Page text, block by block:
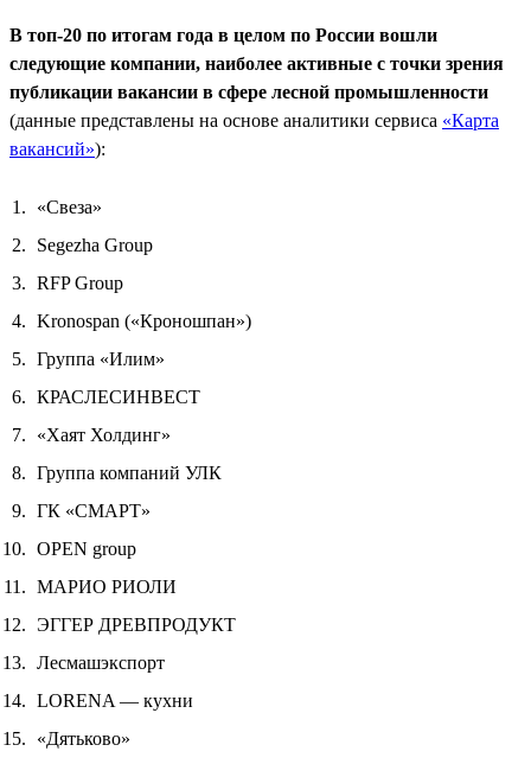
В топ-20 по итогам года в целом по России вошли
следующие компании, наиболее активные с точки зрения
публикации вакансии в сфере лесной промышленности
(данные представлены на основе аналитики сервиса «Карта
вакансий»):
«Свеза»
Segezha Group
RFP Group
Kronospan («Кроношпан»)
Группа «Илим»
КРАСЛЕСИНВЕСТ
«Хаят Холдинг»
Группа компаний УЛК
ГК «СМАРТ»
OPEN group
МАРИО РИОЛИ
ЭГГЕР ДРЕВПРОДУКТ
Лесмашэкспорт
LORENA — кухни
«Дятьково»